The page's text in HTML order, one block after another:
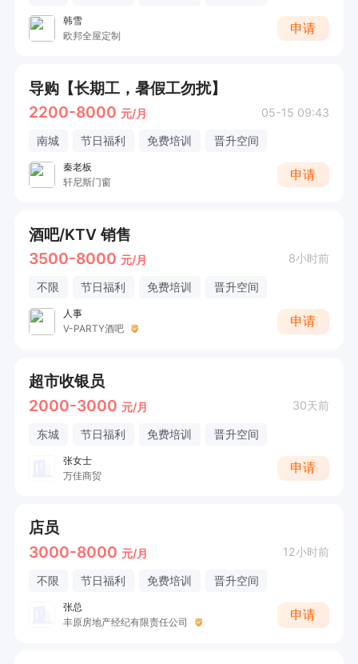
韩雪
欧邦全屋定制
申请
导购【长期工，暑假工勿扰】
2200-8000 元/月 05-15 09:43
南城 节日福利 免费培训 晋升空间
秦老板
轩尼斯门窗
申请
酒吧/KTV 销售
3500-8000 元/月 8小时前
不限 节日福利 免费培训 晋升空间
人事
V-PARTY酒吧
申请
超市收银员
2000-3000 元/月 30天前
东城 节日福利 免费培训 晋升空间
张女士
万佳商贸
申请
店员
3000-8000 元/月 12小时前
不限 节日福利 免费培训 晋升空间
张总
丰原房地产经纪有限责任公司
申请